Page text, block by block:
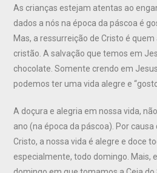
As crianças estejam atentas ao
dados a nós na época da páscoa é
Mas, a ressurreição de Cristo é
cristão. A salvação que temos em
chocolate. Somente crendo em
podemos ter uma vida alegre e
A doçura e alegria em nossa vida,
ano (na época da páscoa). Por
Cristo, a nossa vida é alegre e doce
especialmente, todo domingo. Mais,